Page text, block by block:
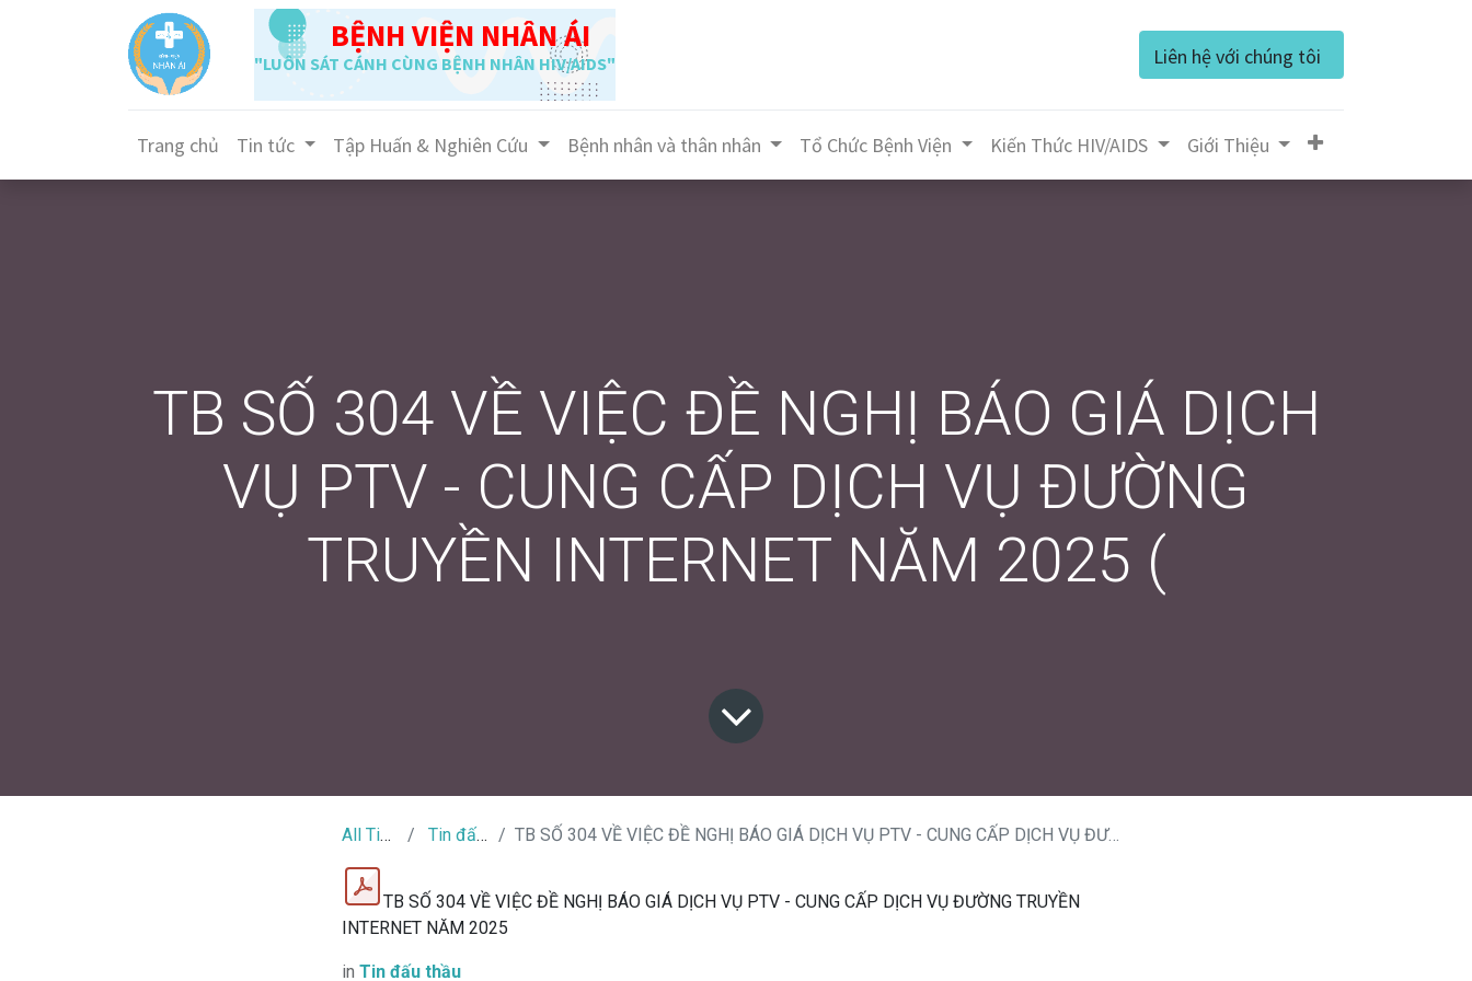
BỆNH VIỆN NHÂN ÁI
"LUÔN SÁT CÁNH CÙNG BỆNH NHÂN HIV/AIDS" Liên hệ với chúng tôi
Trang chủ Tin tức Tập Huấn & Nghiên Cứu Bệnh nhân và thân nhân Tổ Chức Bệnh Viện Kiến Thức HIV/AIDS Giớ​i Thiệu
TB SỐ 304 VỀ VIỆC ĐỀ NGHỊ BÁO GIÁ DỊCH
VỤ PTV - CUNG CẤP DỊCH VỤ ĐƯỜNG
TRUYỀN INTERNET NĂM 2025 (
All Tin Tức Tin đấu thầu TB SỐ 304 VỀ VIỆC ĐỀ NGHỊ BÁO GIÁ DỊCH VỤ PTV - CUNG CẤP DỊCH VỤ ĐƯỜNG TRUYỀN INTERNET NĂM 2025 (
TB SỐ 304 VỀ VIỆC ĐỀ NGHỊ BÁO GIÁ DỊCH VỤ PTV - CUNG CẤP DỊCH VỤ ĐƯỜNG TRUYỀN
INTERNET NĂM 2025
in Tin đấu thầu